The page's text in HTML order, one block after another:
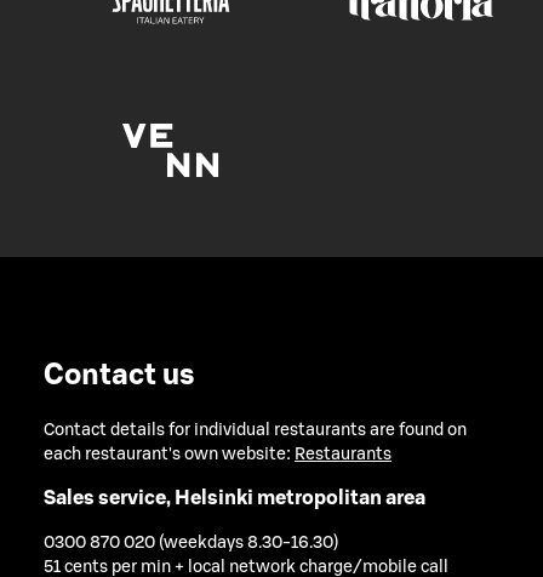
Contact us
Contact details for individual restaurants are found on
each restaurant's own website: Restaurants
Sales service, Helsinki metropolitan area
0300 870 020 (weekdays 8.30-16.30)
51 cents per min + local network charge/mobile call